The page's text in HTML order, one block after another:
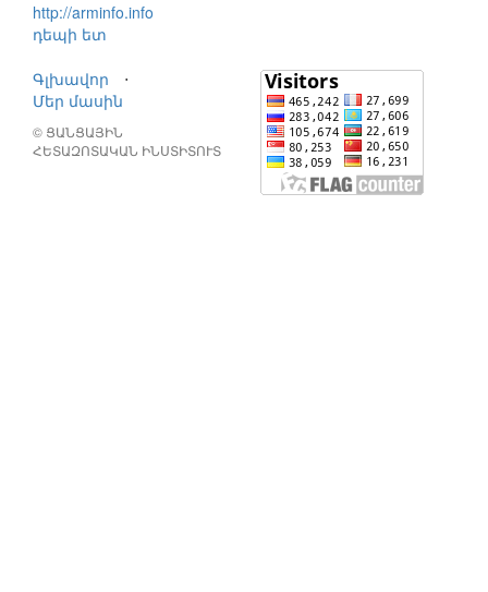
http://arminfo.info
դեպի ետ
Գլխավոր
⋅
Մեր մասին
© ՑԱՆՑԱՅԻՆ
ՀԵՏԱԶՈՏԱԿԱՆ ԻՆՍՏԻՏՈՒՏ